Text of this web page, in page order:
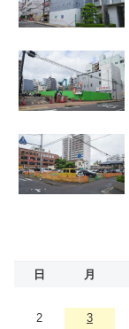
日 月
2
3